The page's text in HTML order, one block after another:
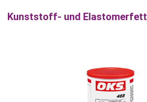
Kunststoff- und Elastomerfett